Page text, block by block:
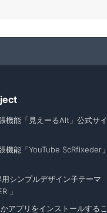
機能「見えーるAlt」公式サイ
機能「YouTube ScRfixeder」
用シンプルデザイン子テーマ
」
アプリをインストールするこ